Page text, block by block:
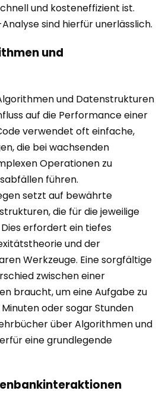
und kosteneffizient ist.
sind hierfür unerlässlich.
und
und Datenstrukturen
auf die Performance einer
verwendet oft einfache,
die bei wachsenden
Operationen zu
führen.
setzt auf bewährte
die für die jeweilige
erfordert ein tiefes
und der
Werkzeuge. Eine sorgfältige
zwischen einer
braucht, um eine Aufgabe zu
oder sogar Stunden
über Algorithmen und
eine grundlegende